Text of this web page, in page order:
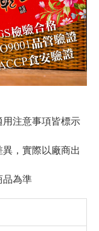
注意事項皆標示
，實際以廠商出
品為準